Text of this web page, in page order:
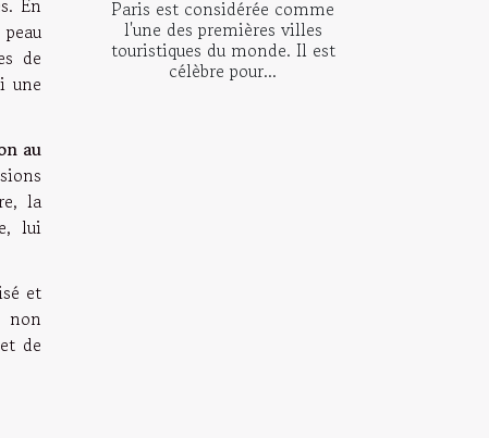
En
de
une
au
la
lui
et
non
de
Paris est considérée comme
l'une des premières villes
touristiques du monde. Il est
célèbre pour...